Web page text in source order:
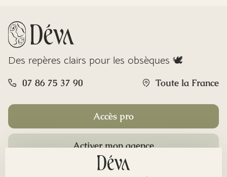
Des repères clairs pour les obsèques 🕊️
07 86 75 37 90 Toute la France
Accès pro
Activer mon agence